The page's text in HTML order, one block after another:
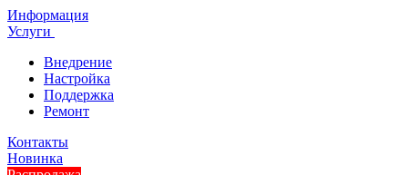
Информация
Услуги
Внедрение
Настройка
Поддержка
Ремонт
Контакты
Новинка